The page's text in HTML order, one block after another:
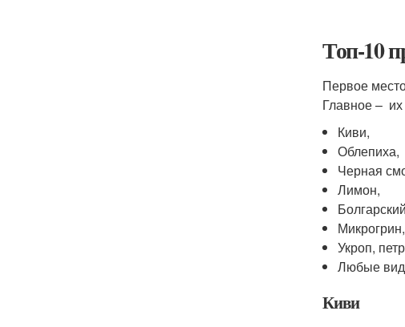
Топ-10
Первое
Главное –
Киви,
Облепиха,
Черная
Лимон,
Микрогрин,
Укроп,
Любые
Киви